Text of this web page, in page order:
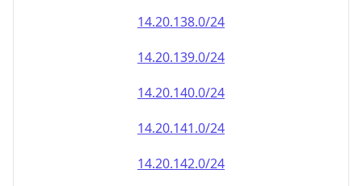
14.20.138.0/24
14.20.139.0/24
14.20.140.0/24
14.20.141.0/24
14.20.142.0/24